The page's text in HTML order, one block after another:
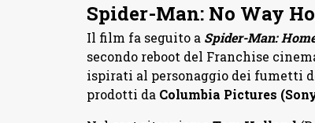
Spider-Man: No Way
Il film fa seguito a Spider-Man:
secondo reboot del Franchise
ispirati al personaggio dei fumetti
prodotti da Columbia Pictures